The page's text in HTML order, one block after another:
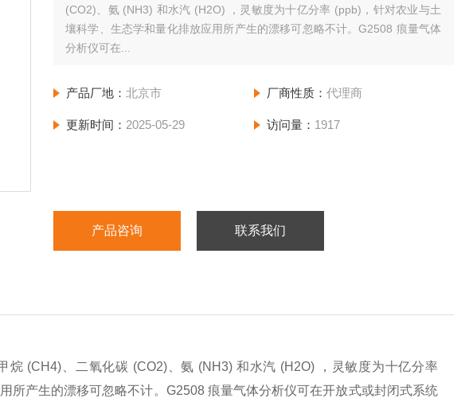
(CO2)、氨 (NH3) 和水汽 (H2O) ，灵敏度为十亿分率 (ppb)，针对农业与土
壤科学、生态学和量化排放应用所产生的漂移可忽略不计。G2508 痕量气体
分析仪可在...
产品厂地：北京市 厂商性质： 代理商
更新时间： 2025-05-29 访问量： 1917
产品咨询 联系我们
烷 (CH4)、二氧化碳 (CO2)、氨 (NH3) 和水汽 (H 2O) ，灵敏度为十亿分率
所产生的漂移可忽略不计。G2508 痕量气体分析仪可在开放式或封闭式系统